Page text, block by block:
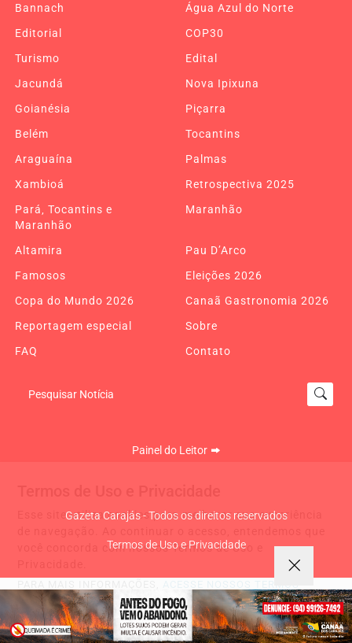
Bannach
Água Azul do Norte
Editorial
COP30
Turismo
Edital
Jacundá
Nova Ipixuna
Goianésia
Piçarra
Belém
Tocantins
Araguaína
Palmas
Xambioá
Retrospectiva 2025
Pará, Tocantins e
Maranhão
Maranhão
Altamira
Pau D’Arco
Famosos
Eleições 2026
Copa do Mundo 2026
Canaã Gastronomia 2026
Reportagem especial
Sobre
FAQ
Contato
Pesquisar Notícia
Painel do Leitor
Gazeta Carajás - Todos os direitos reservados
Termos de Uso e Privacidade
Esse site utiliza cookies para melhorar sua experiência
você concorda com nossos Termos de Uso e
CLICANDO AQUI
PROSSEGUIR